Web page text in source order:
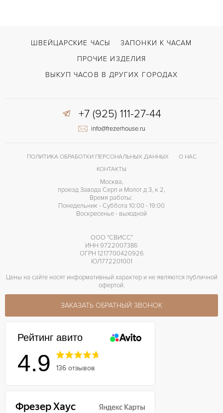
ВОЗМОЖНОСТИ ДОСТАВКИ
ЦВЕТ БРАСЛЕТА
ШВЕЙЦАРСКИЕ ЧАСЫ
ЗАПОНКИ К ЧАСАМ
ПРОЧИЕ ИЗДЕЛИЯ
ВЫКУП ЧАСОВ В ДРУГИХ ГОРОДАХ
+7 (925) 111-27-44
info@frezerhouse.ru
ПОЛИТИКА ОБРАБОТКИ ПЕРСОНАЛЬНЫХ ДАННЫХ
О НАС
КОНТАКТЫ
Москва,
проезд Завода Серп и Молот д 3, к 2,
Время работы:
Понедельник - Суббота 10:00 - 19:00
Воскресенье - выходной
ООО "СВИСС"
ИНН 9722007386
ОГРН 1217700420926
ЮЛ772201001
Цены на сайте носят информативный характер и не являются публичной
офертой.
ЗАКАЗАТЬ ОБРАТНЫЙ ЗВОНОК
Рейтинг авито
4.9 136 отзывов